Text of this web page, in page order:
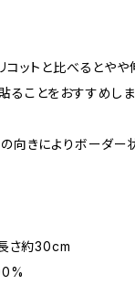
コットと比べるとや
ことをおすすめしま
向きによりボーダー
さ約30cm